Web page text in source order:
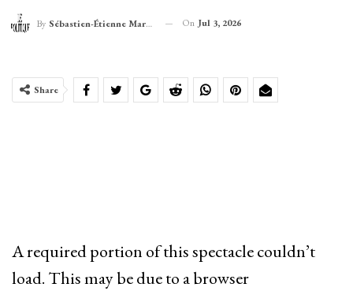
By Sébastien-Étienne Marechal On Jul 3, 2026
Share
A required portion of this spectacle couldn’t
load. This may be due to a browser